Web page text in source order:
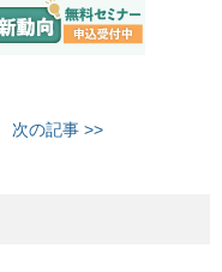
次の記事 >>